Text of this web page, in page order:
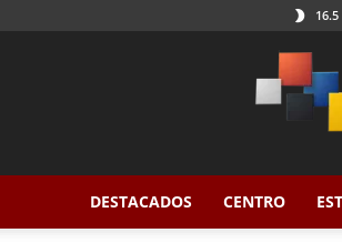
16.5
DESTACADOS CENTRO